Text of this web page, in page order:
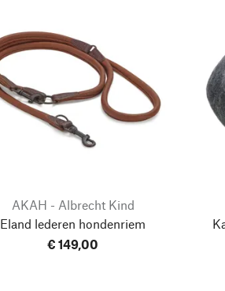
AKAH - Albrecht Kind
Eland lederen hondenriem
€ 149,00